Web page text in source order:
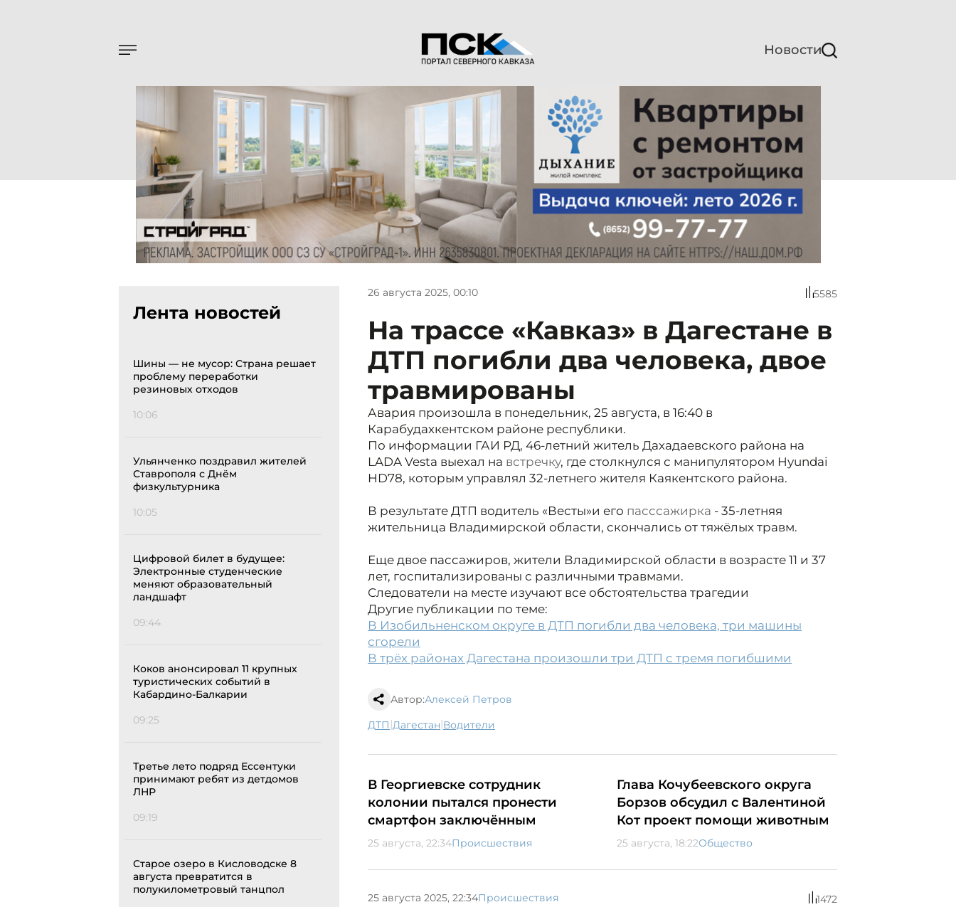
Новости
Лента новостей
Шины — не мусор: Страна решает
проблему переработки
резиновых отходов
10:06
Ульянченко поздравил жителей
Ставрополя с Днём
физкультурника
10:05
Цифровой билет в будущее:
Электронные студенческие
меняют образовательный
ландшафт
09:44
Коков анонсировал 11 крупных
туристических событий в
Кабардино-Балкарии
09:25
Третье лето подряд Ессентуки
принимают ребят из детдомов
ЛНР
09:19
Старое озеро в Кисловодске 8
августа превратится в
полукилометровый танцпол
26 августа 2025, 00:10 5585
На трассе «Кавказ» в Дагестане в
ДТП погибли два человека, двое
травмированы
Авария произошла в понедельник, 25 августа, в 16:40 в
Карабудахкентском районе республики.
По информации ГАИ РД, 46-летний житель Дахадаевского района на
LADA Vesta выехал на встречку, где столкнулся с манипулятором Hyundai
HD78, которым управлял 32-летнего жителя Каякентского района.
В результате ДТП водитель «Весты»и его пасссажирка - 35-летняя
жительница Владимирской области, скончались от тяжёлых травм.
Еще двое пассажиров, жители Владимирской области в возрасте 11 и 37
лет, госпитализированы с различными травмами.
Следователи на месте изучают все обстоятельства трагедии
Другие публикации по теме:
В Изобильненском округе в ДТП погибли два человека, три машины
сгорели
В трёх районах Дагестана произошли три ДТП с тремя погибшими
Автор:Алексей Петров
ДТП | Дагестан| водители
В Георгиевске сотрудник
колонии пытался пронести
смартфон заключённым
25 августа, 22:34Происшествия
Глава Кочубеевского округа
Борзов обсудил с Валентиной
Кот проект помощи животным
25 августа, 18:22Общество
25 августа 2025, 22:34Происшествия 1472